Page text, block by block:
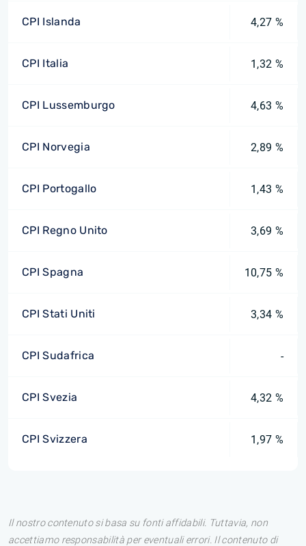
CPI Islanda 4,27 %
CPI Italia 1,32 %
CPI Lussemburgo 4,63 %
CPI Norvegia 2,89 %
CPI Portogallo 1,43 %
CPI Regno Unito 3,69 %
CPI Spagna 10,75 %
CPI Stati Uniti 3,34 %
CPI Sudafrica -
CPI Svezia 4,32 %
CPI Svizzera 1,97 %
Il nostro contenuto si basa su fonti affidabili. Tuttavia, non
accettiamo responsabilità per eventuali errori. Il contenuto di